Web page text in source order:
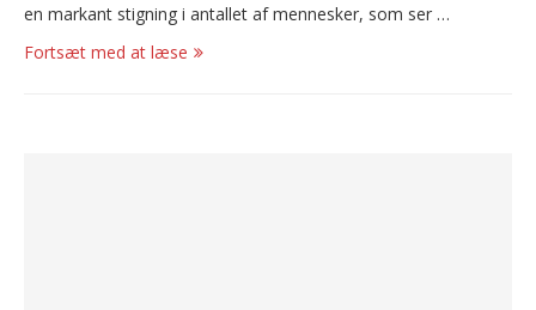
en markant stigning i antallet af mennesker, som ser …
Fortsæt med at læse